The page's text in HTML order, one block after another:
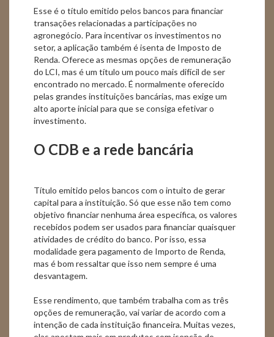
Esse é o título emitido pelos bancos para financiar
transações relacionadas a participações no
agronegócio. Para incentivar os investimentos no
setor, a aplicação também é isenta de Imposto de
Renda. Oferece as mesmas opções de remuneração
do LCI, mas é um título um pouco mais difícil de ser
encontrado no mercado. É normalmente oferecido
pelas grandes instituições bancárias, mas exige um
alto aporte inicial para que se consiga efetivar o
investimento.
O CDB e a rede bancária
Título emitido pelos bancos com o intuito de gerar
capital para a instituição. Só que esse não tem como
objetivo financiar nenhuma área específica, os valores
recebidos podem ser usados para financiar quaisquer
atividades de crédito do banco. Por isso, essa
modalidade gera pagamento de Importo de Renda,
mas é bom ressaltar que isso nem sempre é uma
desvantagem.
Esse rendimento, que também trabalha com as três
opções de remuneração, vai variar de acordo com a
intenção de cada instituição financeira. Muitas vezes,